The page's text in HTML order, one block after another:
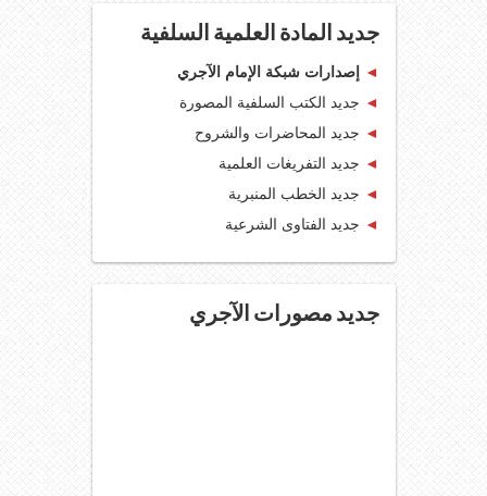
جديد المادة العلمية السلفية
◄
إصدارات شبكة الإمام الآجري
◄ جديد الكتب السلفية المصورة
◄ جديد المحاضرات والشروح
◄ جديد التفريغات العلمية
◄ جديد الخطب المنبرية
◄ جديد الفتاوى الشرعية
جديد مصورات الآجري